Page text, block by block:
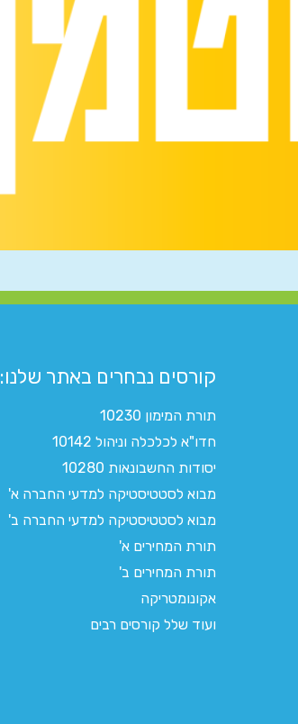
קורסים נבחרים באתר שלנו:​
תורת המימון 10230
חדו"א לכלכלה וניהול 10142
יסודות החשבונאות 10280
מבוא לסטטיסטיקה למדעי החברה א'
מבוא לסטטיסטיקה למדעי החברה ב'
תורת המחירים א'
תורת המחירים ב'
אקונומטריקה
ועוד שלל קורסים רבים